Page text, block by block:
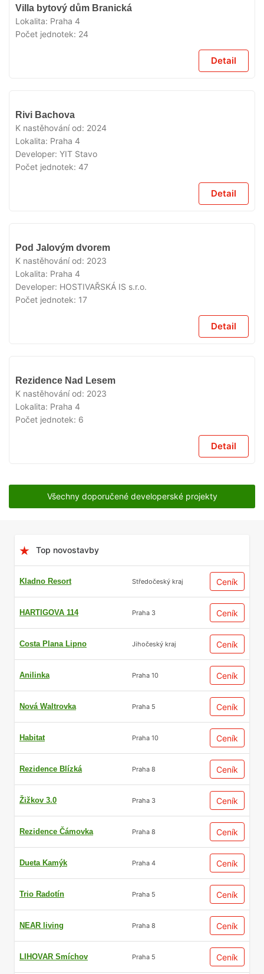
Villa bytový dům Branická
Lokalita: Praha 4
Počet jednotek: 24
Detail
Rivi Bachova
K nastěhování od: 2024
Lokalita: Praha 4
Developer: YIT Stavo
Počet jednotek: 47
Detail
Pod Jalovým dvorem
K nastěhování od: 2023
Lokalita: Praha 4
Developer: HOSTIVAŘSKÁ IS s.r.o.
Počet jednotek: 17
Detail
Rezidence Nad Lesem
K nastěhování od: 2023
Lokalita: Praha 4
Počet jednotek: 6
Detail
Všechny doporučené developerské projekty
Top novostavby
Kladno Resort Středočeský kraj Ceník
HARTIGOVA 114 Praha 3 Ceník
Costa Plana Lipno Jihočeský kraj Ceník
Anilinka Praha 10 Ceník
Nová Waltrovka Praha 5 Ceník
Habitat Praha 10 Ceník
Rezidence Blízká Praha 8 Ceník
Žižkov 3.0 Praha 3 Ceník
Rezidence Čámovka Praha 8 Ceník
Dueta Kamýk Praha 4 Ceník
Trio Radotín Praha 5 Ceník
NEAR living Praha 8 Ceník
LIHOVAR Smíchov Praha 5 Ceník